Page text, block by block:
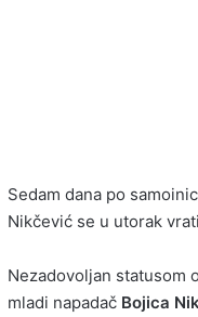
Sedam dana po
Nikčević se u utorak
Nezadovoljan statusom
mladi napadač Bojica